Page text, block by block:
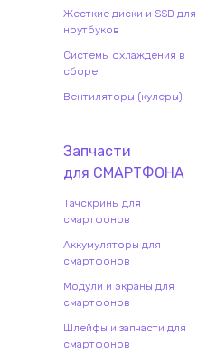
Жесткие диски и SSD для
ноутбуков
Системы охлаждения в
сборе
Вентиляторы (кулеры)
Запчасти
для СМАРТФОНА
Тачскрины для
смартфонов
Аккумуляторы для
смартфонов
Модули и экраны для
смартфонов
Шлейфы и запчасти для
смартфонов